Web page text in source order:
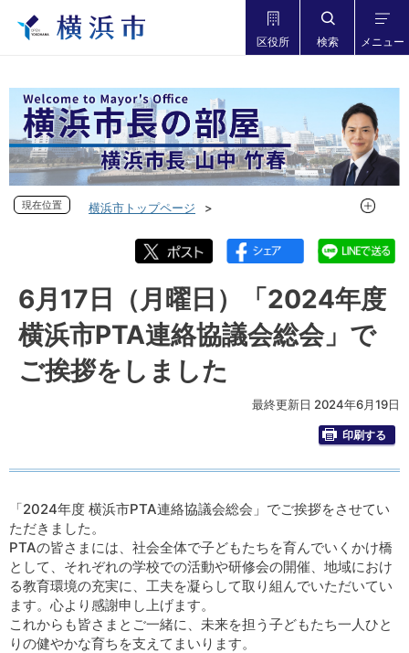
区役所 検索 メニュー
現在位置
横浜市トップページ
フォトダイアリー 2024年度
フォトダイアリー 2024年6月
6月17日（月曜日）「2024年度 横浜市PTA連絡協議会総会」
でご挨拶をしました
現在位
6月17日（月曜日）「2024年度
横浜市PTA連絡協議会総会」で
ご挨拶をしました
最終更新日 2024年6月19日
印刷する
「2024年度 横浜市PTA連絡協議会総会」でご挨拶をさせてい
ただきました。
PTAの皆さまには、社会全体で子どもたちを育んでいくかけ橋
として、それぞれの学校での活動や研修会の開催、地域におけ
る教育環境の充実に、工夫を凝らして取り組んでいただいてい
ます。心より感謝申し上げます。
これからも皆さまとご一緒に、未来を担う子どもたち一人ひと
りの健やかな育ちを支えてまいります。